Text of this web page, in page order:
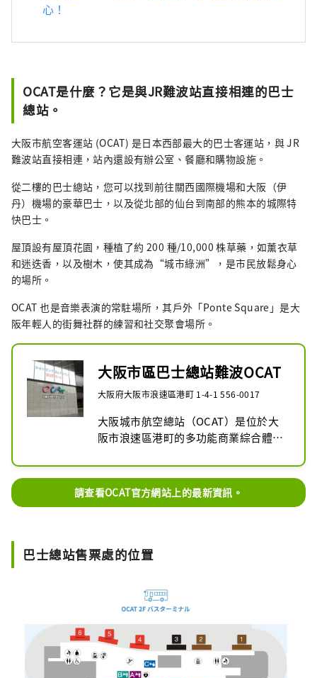
心！
OCAT是什麼？它是與JR難波站直接相連的巴士
總站。
大阪市航空客運站 (OCAT) 是日本西部最大的巴士客運站，與 JR
難波站直接相連，站內還設有辦公室、餐廳和購物設施。
從二樓的巴士總站，您可以找到前往關西國際機場和大阪（伊
丹）機場的豪華巴士，以及從北部的仙台到南部的熊本的城際特
快巴士。
屋頂設有屋頂花園，種植了約 200 種/10,000 株草藥，如薰衣草
和迷迭香，以及樹木，使其成為“城市綠洲”，是市民放鬆身心
的場所。
OCAT 也是音樂表演的常駐場所，其戶外「Ponte Square」是大
阪年輕人的街舞社群的練習和社交聚會場所。
大阪市區巴士總站難波OCAT
大阪府大阪市浪速區港町 1-4-1 556-0017
大阪城市航空總站（OCAT）是位於大
阪市浪速區港町的多功能商業綜合體。
場巴士總站，並與JR難波站直通。六層
樓高的商業樓層還設有商店、餐廳和資
訊中心。 OCAT也是音樂表演的常客，
請查看OCAT官方網站上的最新資訊。
巴士總站售票處的位置